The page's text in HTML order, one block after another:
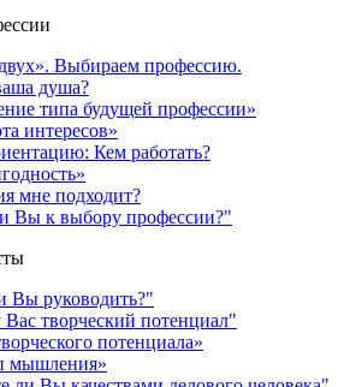
Выбираем профессию.
душа?
типа будущей профессии»
интересов»
Кем работать?
мне подходит?
Вы к выбору профессии?"
Вы руководить?"
Вас творческий потенциал"
потенциала»
мышления»